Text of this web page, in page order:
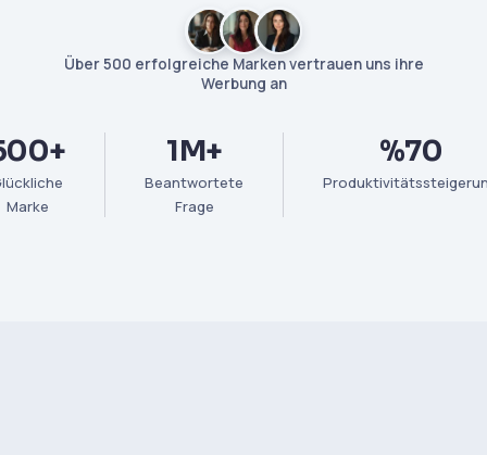
Über 500 erfolgreiche Marken vertrauen uns ihre
Werbung an
Marke
1M+
Beantwortete
Frage
%70